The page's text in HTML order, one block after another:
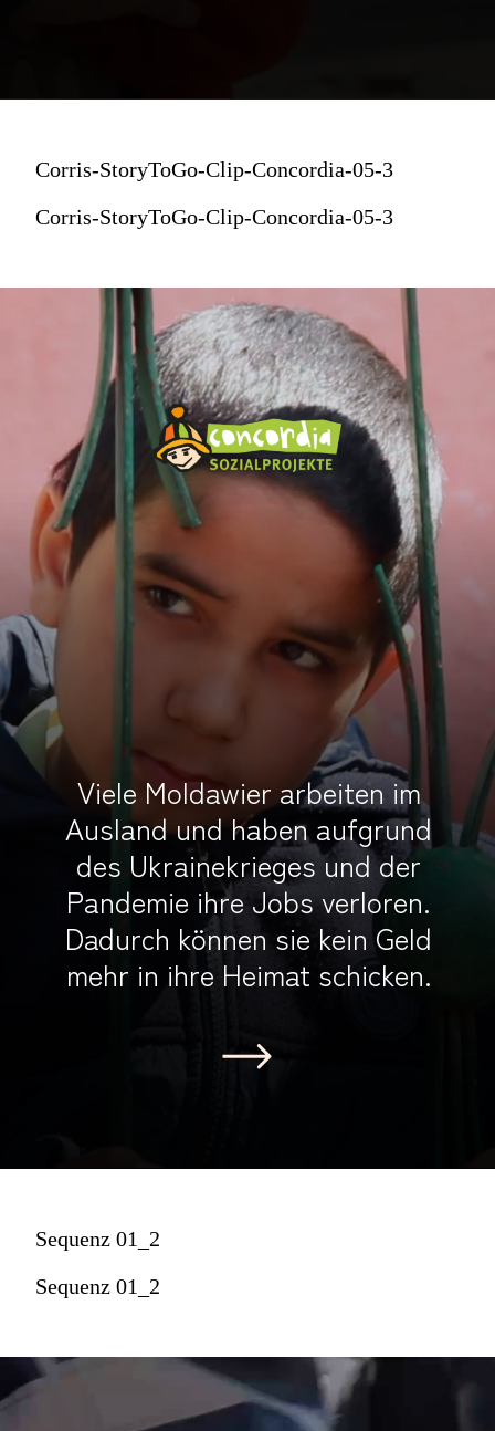
Corris-StoryToGo-Clip-Concordia-05-3
Corris-StoryToGo-Clip-Concordia-05-3
Viele Moldawier arbeiten im
Ausland und haben aufgrund
des Ukrainekrieges und der
Pandemie ihre Jobs verloren.
Dadurch können sie kein Geld
mehr in ihre Heimat schicken.
Sequenz 01_2
Sequenz 01_2